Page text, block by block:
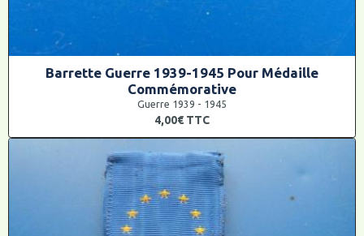
Barrette Guerre 1939-1945 Pour Médaille
Commémorative
Guerre 1939 - 1945
4,00€ TTC